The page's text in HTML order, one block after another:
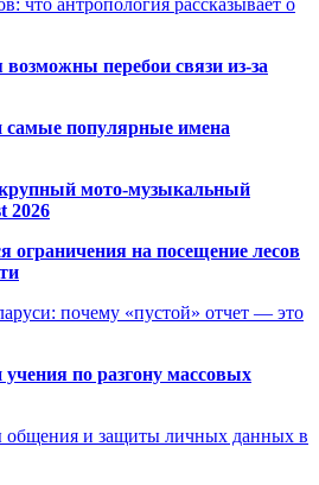
перебои связи из-за
самые популярные имена
мото-музыкальный
2026
ограничения на посещение лесов
почему «пустой» отчет — это
по разгону массовых
общения и защиты личных данных в